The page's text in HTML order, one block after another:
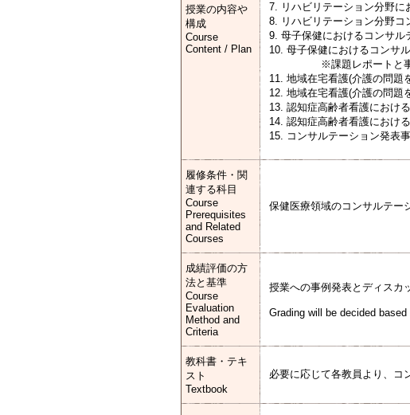
授業の内容や
構成
Course
Content / Plan
7. リハビリテーション分野に
8. リハビリテーション分野コ
9. 母子保健におけるコンサル
10. 母子保健におけるコンサ
※課題レポートと事例
11. 地域在宅看護(介護の問題
12. 地域在宅看護(介護の問題
13. 認知症高齢者看護におけ
14. 認知症高齢者看護におけ
15. コンサルテーション発表
履修条件・関
連する科目
Course
Prerequisites
and Related
Courses
保健医療領域のコンサルテー
成績評価の方
法と基準
Course
Evaluation
Method and
Criteria
授業への事例発表とディスカ
Grading will be decided
教科書・テキ
スト
Textbook
必要に応じて各教員より、コ